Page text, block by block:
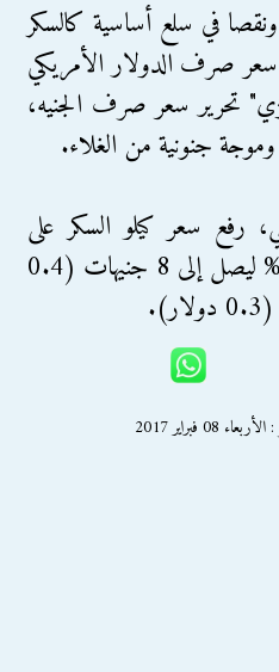
ونقصا في سلع أساسية كالسكر
سعر صرف الدولار الأمريكي
تحرير سعر صرف الجنيه،
جنونية من الغلاء.
رفع سعر كيلو السكر على
البطاقة التموينية بنسبة 14.2% ليصل إلى 8 جنيهات (0.4
2017